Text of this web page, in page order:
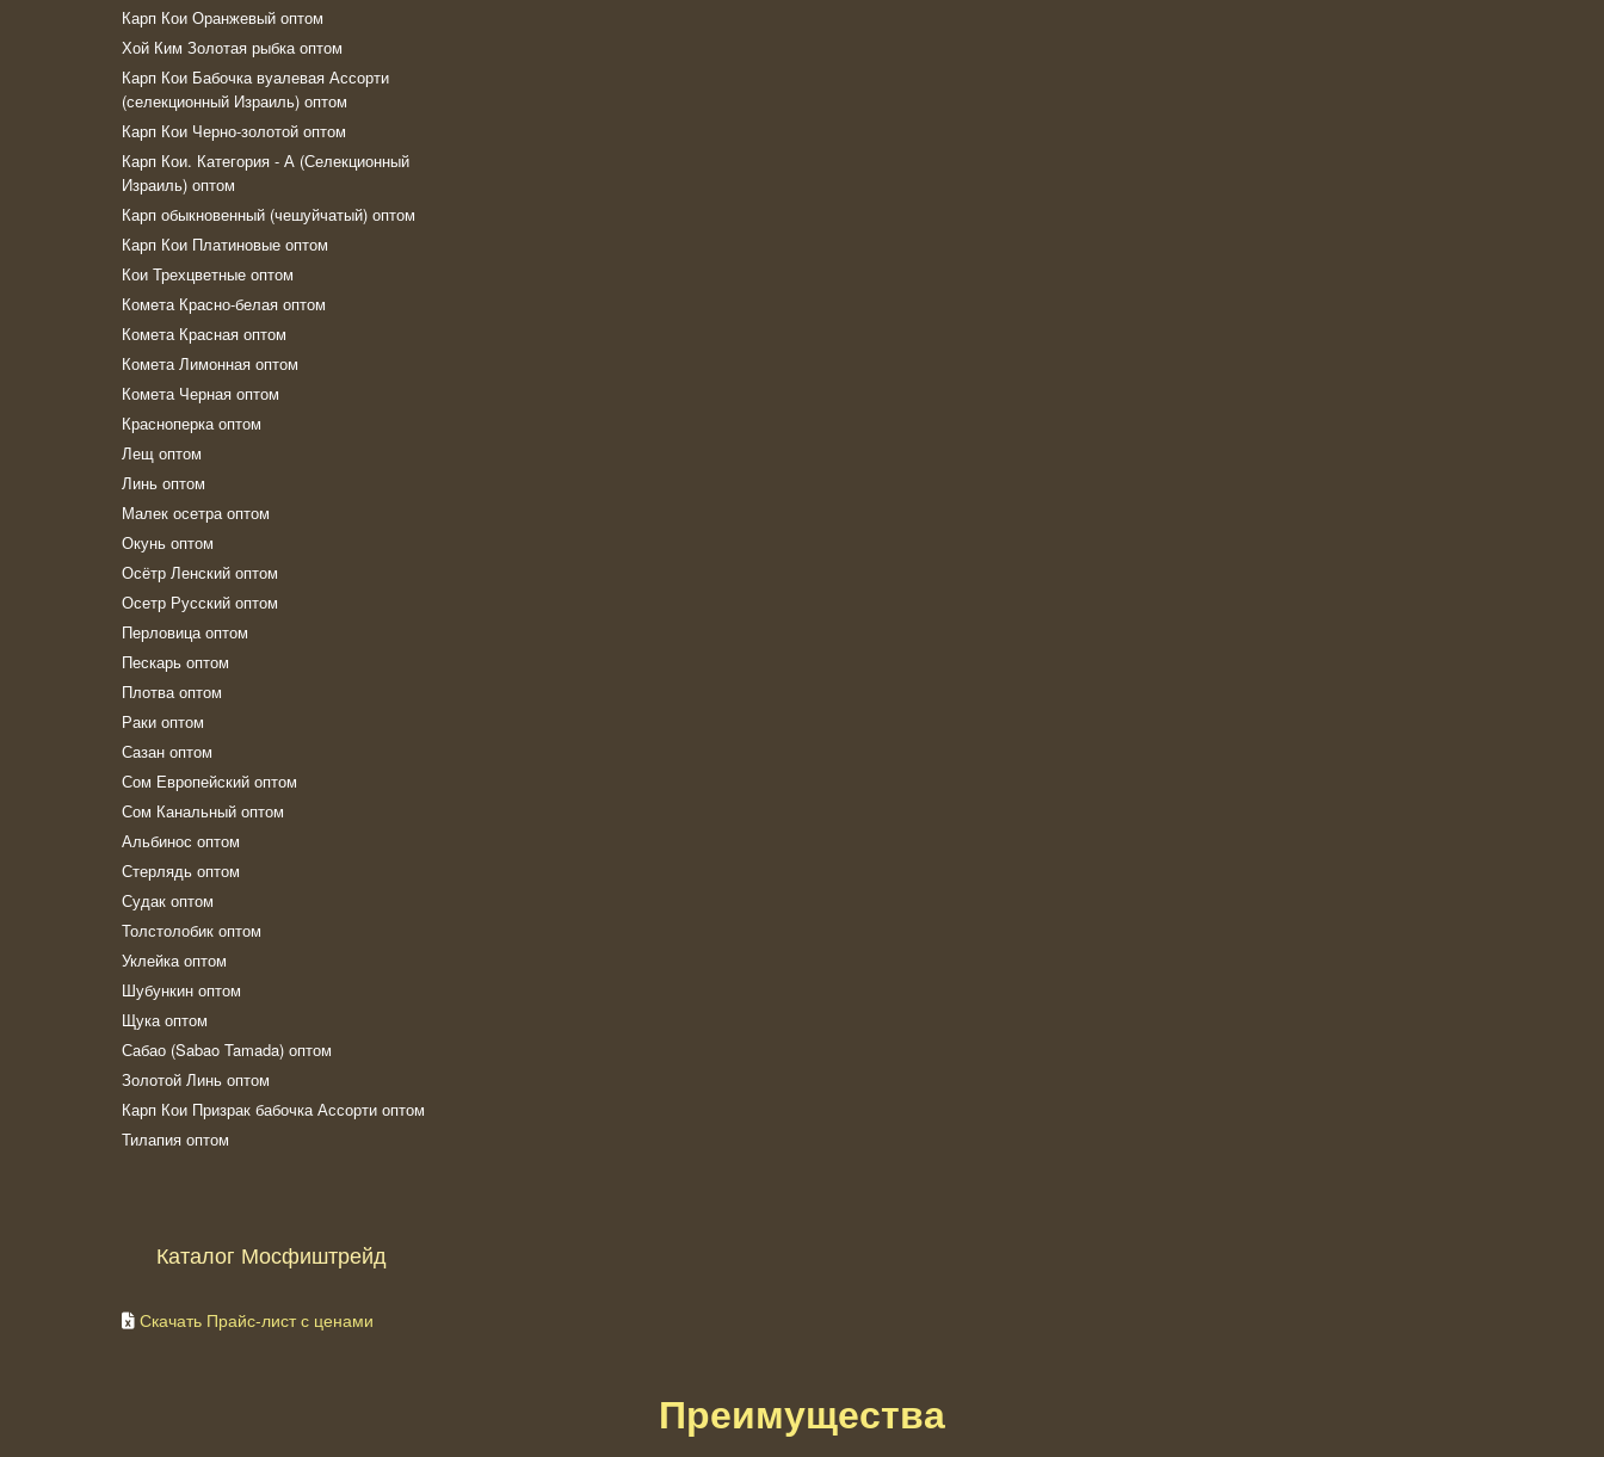
Карп Кои Оранжевый оптом
Хой Ким Золотая рыбка оптом
Карп Кои Бабочка вуалевая Ассорти
(селекционный Израиль) оптом
Карп Кои Черно-золотой оптом
Карп Кои. Категория - А (Селекционный
Израиль) оптом
Карп обыкновенный (чешуйчатый) оптом
Карп Кои Платиновые оптом
Кои Трехцветные оптом
Комeта Красно-белая оптом
Комета Красная оптом
Комета Лимонная оптом
Комета Черная оптом
Красноперка оптом
Лещ оптом
Линь оптом
Малек осетра оптом
Окунь оптом
Осётр Ленский оптом
Осетр Русский оптом
Перловица оптом
Пескарь оптом
Плотва оптом
Раки оптом
Сазан оптом
Сом Европейский оптом
Сом Канальный оптом
Альбинос оптом
Стерлядь оптом
Судак оптом
Толстолобик оптом
Уклейка оптом
Шубункин оптом
Щука оптом
Сабао (Sabao Tamada) оптом
Золотой Линь оптом
Карп Кои Призрак бабочка Ассорти оптом
Тилапия оптом
Каталог Мосфиштрейд
Скачать Прайс-лист с ценами
Преимущества